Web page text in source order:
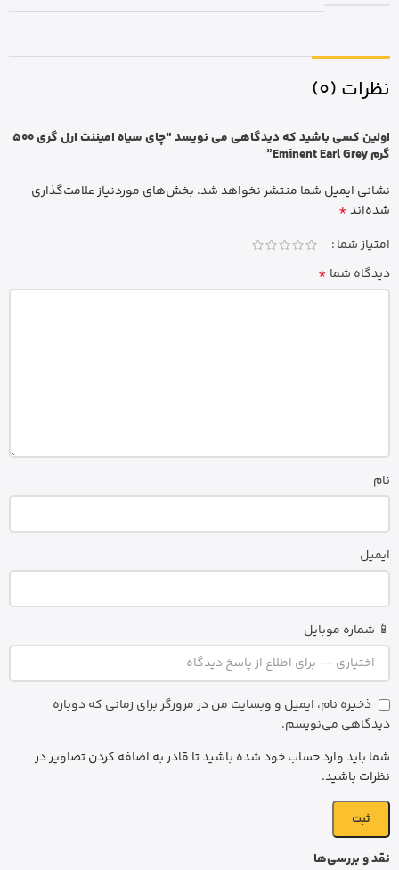
نظرات (0)
نقد و بررسی‌ها
اولین کسی باشید که دیدگاهی می نویسد “چای سیاه امیننت ارل گری 500
گرم Eminent Earl Grey”
نشانی ایمیل شما منتشر نخواهد شد. بخش‌های موردنیاز علامت‌گذاری
شده‌اند*
امتیاز شما
دیدگاه شما *
نام
ایمیل
📱 شماره موبایل
ذخیره نام، ایمیل و وبسایت من در مرورگر برای زمانی که دوباره
دیدگاهی می‌نویسم.
شما باید وارد حساب خود شده باشید تا قادر به اضافه کردن تصاویر در
نظرات باشید.